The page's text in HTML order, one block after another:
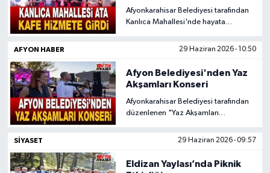
Afyonkarahisar Belediyesi tarafından
Kanlıca Mahallesi'nde hayata
düzenlenen törenle vatandaşların
AFYON HABER 29 Haziran 2026 - 10:50
Afyon Belediyesi'nden Yaz
Akşamları Konseri
Afyonkarahisar Belediyesi tarafından
düzenlenen "Yaz Akşamları
müzik dolu bir etkinlikte buluştu.
SIYASET 29 Haziran 2026 - 09:57
Eldizan Yaylası’nda Piknik